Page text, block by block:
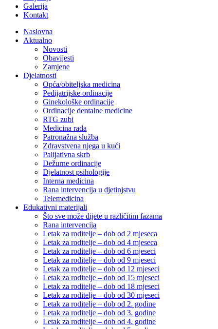
Galerija
Kontakt
Naslovna
Aktualno
Novosti
Obavijesti
Zamjene
Djelatnosti
Opća/obiteljska medicina
Pedijatrijske ordinacije
Ginekološke ordinacije
Ordinacije dentalne medicine
RTG zubi
Medicina rada
Patronažna služba
Zdravstvena njega u kući
Palijativna skrb
Dežurne ordinacije
Djelatnost psihologije
Interna medicina
Rana intervencija u djetinjstvu
Telemedicina
Edukativni materijali
Što sve može dijete u različitim fazama
Rana intervencija
Letak za roditelje – dob od 2 mjeseca
Letak za roditelje – dob od 4 mjeseca
Letak za roditelje – dob od 6 mjeseci
Letak za roditelje – dob od 9 mjeseci
Letak za roditelje – dob od 12 mjeseci
Letak za roditelje – dob od 15 mjeseci
Letak za roditelje – dob od 18 mjeseci
Letak za roditelje – dob od 30 mjeseci
Letak za roditelje – dob od 2. godine
Letak za roditelje – dob od 3. godine
Letak za roditelje – dob od 4. godine